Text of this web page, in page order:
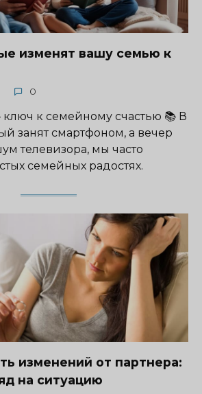
изменят вашу семью к
0
ключ к семейному счастью 📚 В
занят смартфоном, а вечер
телевизора, мы часто
семейных радостях.
изменений от партнера:
на ситуацию